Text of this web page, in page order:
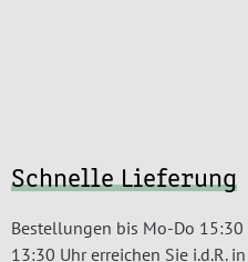
Schnelle Lieferung
Bestellungen bis Mo-Do 15:30
13:30 Uhr erreichen Sie i.d.R.